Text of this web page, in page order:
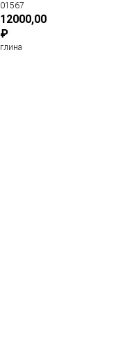
01567
12000,00
₽
глина